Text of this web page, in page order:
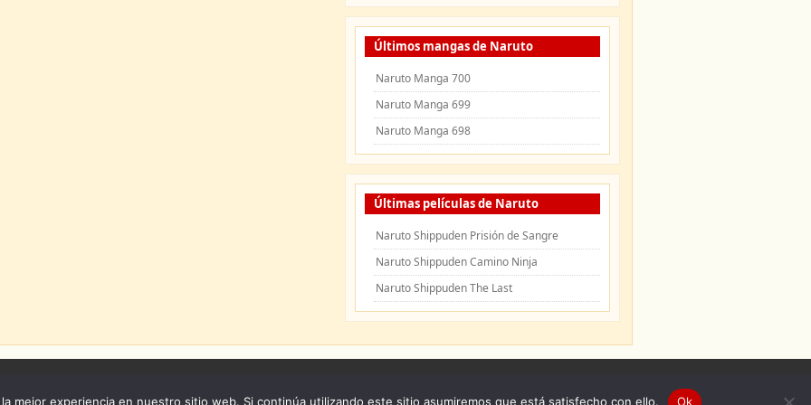
Últimos mangas de Naruto
Naruto Manga 700
Naruto Manga 699
Naruto Manga 698
Últimas películas de Naruto
Naruto Shippuden Prisión de Sangre
Naruto Shippuden Camino Ninja
Naruto Shippuden The Last
mejor experiencia en nuestro sitio web. Si continúa utilizando este sitio asumiremos que está satisfecho con ello. Ok